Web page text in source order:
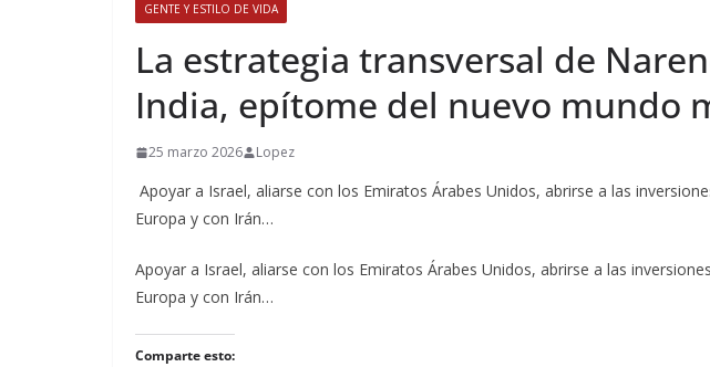
GENTE Y ESTILO DE VIDA
​La estrategia transversal de
India, epítome del nuevo mundo
25 marzo 2026 Lopez
Apoyar a Israel, aliarse con los Emiratos Árabes Unidos, abrirse a las
Europa y con Irán…
​Apoyar a Israel, aliarse con los Emiratos Árabes Unidos, abrirse a las
Europa y con Irán…
Comparte esto: